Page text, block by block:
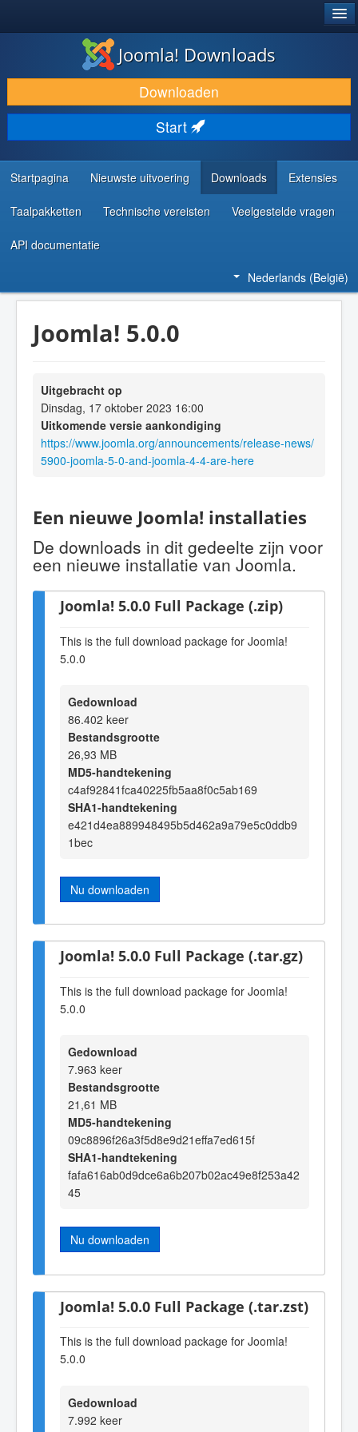
DOWNLOAD & BREID UIT
ONTDEK & LEER
COMMUNITY & ONDERSTEUNING
ONTWIKKELAARSBRONNEN
Joomla! Downloads
Downloaden
Start
Startpagina Nieuwste uitvoering Downloads Extensies
Taalpakketten Technische vereisten Veelgestelde vragen
API documentatie
Nederlands (België)
Joomla! 5.0.0
Uitgebracht op
Dinsdag, 17 oktober 2023 16:00
Uitkomende versie aankondiging
https://www.joomla.org/announcements/release-news/
5900-joomla-5-0-and-joomla-4-4-are-here
Een nieuwe Joomla! installaties
De downloads in dit gedeelte zijn voor
een nieuwe installatie van Joomla.
Joomla! 5.0.0 Full Package (.zip)
This is the full download package for Joomla!
5.0.0
Gedownload
86.402 keer
Bestandsgrootte
26,93 MB
MD5-handtekening
c4af92841fca40225fb5aa8f0c5ab169
SHA1-handtekening
e421d4ea889948495b5d462a9a79e5c0ddb9
1bec
Nu downloaden
Joomla! 5.0.0 Full Package (.tar.gz)
This is the full download package for Joomla!
5.0.0
Gedownload
7.963 keer
Bestandsgrootte
21,61 MB
MD5-handtekening
09c8896f26a3f5d8e9d21effa7ed615f
SHA1-handtekening
fafa616ab0d9dce6a6b207b02ac49e8f253a42
45
Nu downloaden
Joomla! 5.0.0 Full Package (.tar.zst)
This is the full download package for Joomla!
5.0.0
Gedownload
7.992 keer